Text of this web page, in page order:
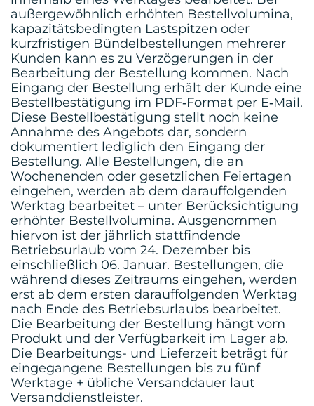
außergewöhnlich erhöhten Bestellvolumina,
kapazitätsbedingten Lastspitzen oder
kurzfristigen Bündelbestellungen mehrerer
Kunden kann es zu Verzögerungen in der
Bearbeitung der Bestellung kommen. Nach
Eingang der Bestellung erhält der Kunde eine
Bestellbestätigung im PDF‑Format per E‑Mail.
Diese Bestellbestätigung stellt noch keine
Annahme des Angebots dar, sondern
dokumentiert lediglich den Eingang der
Bestellung. Alle Bestellungen, die an
Wochenenden oder gesetzlichen Feiertagen
eingehen, werden ab dem darauffolgenden
Werktag bearbeitet – unter Berücksichtigung
erhöhter Bestellvolumina. Ausgenommen
hiervon ist der jährlich stattfindende
Betriebsurlaub vom 24. Dezember bis
einschließlich 06. Januar. Bestellungen, die
während dieses Zeitraums eingehen, werden
erst ab dem ersten darauffolgenden Werktag
nach Ende des Betriebsurlaubs bearbeitet.
Die Bearbeitung der Bestellung hängt vom
Produkt und der Verfügbarkeit im Lager ab.
Die Bearbeitungs- und Lieferzeit beträgt für
eingegangene Bestellungen bis zu fünf
Werktage + übliche Versanddauer laut
Versanddienstleister.